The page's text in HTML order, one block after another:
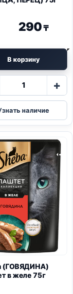
290₸
В корзину
Количество
Sheba
Nature's
(КУРИЦА,
ПЕРЕЦ)
+
наличие
(ГОВЯДИНА)
в желе 75г